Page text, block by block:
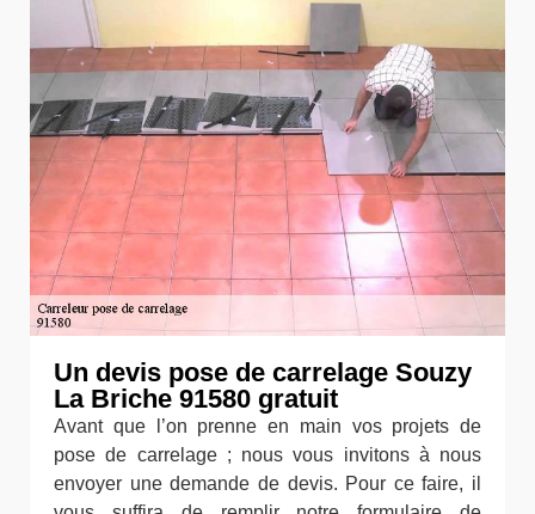
Un devis pose de carrelage Souzy
La Briche 91580 gratuit
Avant que l’on prenne en main vos projets de
pose de carrelage ; nous vous invitons à nous
envoyer une demande de devis. Pour ce faire, il